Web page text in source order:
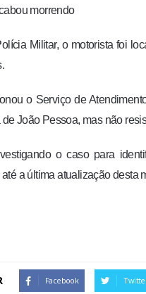
morrendo
Militar, o motorista foi
o Serviço de
João Pessoa, mas não
o caso para
a última atualização desta
Facebook